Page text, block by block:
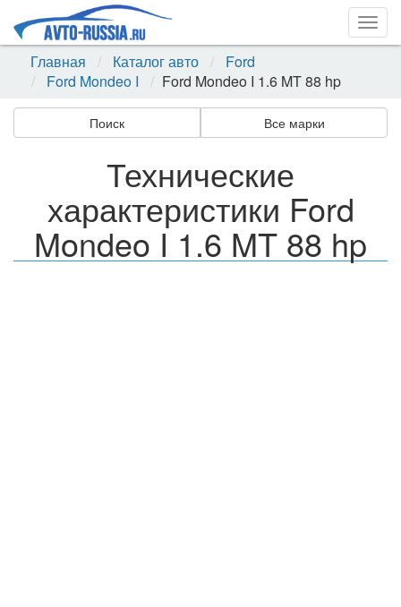
Главная
Каталог авто
Ford
Ford Mondeo I
Ford Mondeo I 1.6 MT 88 hp
Поиск Все марки
Технические
характеристики Ford
Mondeo I 1.6 MT 88 hp